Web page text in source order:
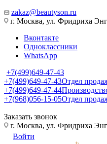
zakaz@beautyson.ru
г. Москва, ул. Фридриха
Вконтакте
Одноклассники
WhatsApp
+7(499)649-47-43
+7(499)649-47-43Отдел
+7(499)649-47-44
+7(968)056-15-05Отдел
Заказать звонок
г. Москва, ул. Фридриха
Войти